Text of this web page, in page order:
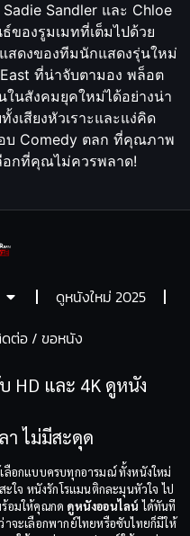
Sandler และ Chloe
ของรูมเมทที่เต็มไปด้วย
ดงของทีมนักแสดงรุ่นใหม่
ที่น่าจับตามอง พล็อต
นสังคมยุคใหม่ได้อย่างน่า
เสียงหัวเราะและแง่คิด
บ Comedy ตลก ที่คุณภาพ
อกที่คุณไม่ควรพลาด!
ดูหนังใหม่ 2025
ต่อ / ขอหนัง
HD และ 4K ดูหนัง
า ไม่มีสะดุด
ลือกแบบครบทุกอารมณ์ ทั้งหนังใหม่
จ หนังรักโรแมนติกละมุนหัวใจ ไป
อมให้คุณกด ดูหนังออนไลน์ ได้ทันที
าจะเลือกพากย์ไทยหรือซับไทยก็มีให้